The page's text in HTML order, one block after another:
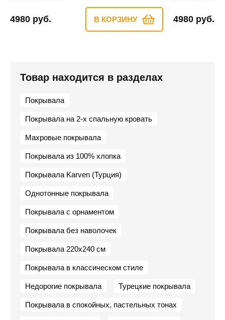
4980 руб. В КОРЗИНУ 4980 руб.
Товар находится в разделах
Покрывала
Покрывала на 2-х спальную кровать
Махровые покрывала
Покрывала из 100% хлопка
Покрывала Karven (Турция)
Однотонные покрывала
Покрывала с орнаментом
Покрывала без наволочек
Покрывала 220х240 см
Покрывала в классическом стиле
Недорогие покрывала Турецкие покрывала
Покрывала в спокойных, пастельных тонах